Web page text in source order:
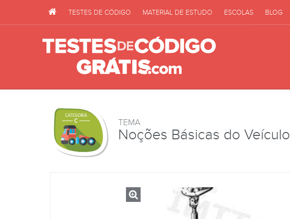
TESTES DE CÓDIGO MATERIAL DE ESTUDO ESCOLAS BLOG
TEMA
Noções Básicas do Veículo